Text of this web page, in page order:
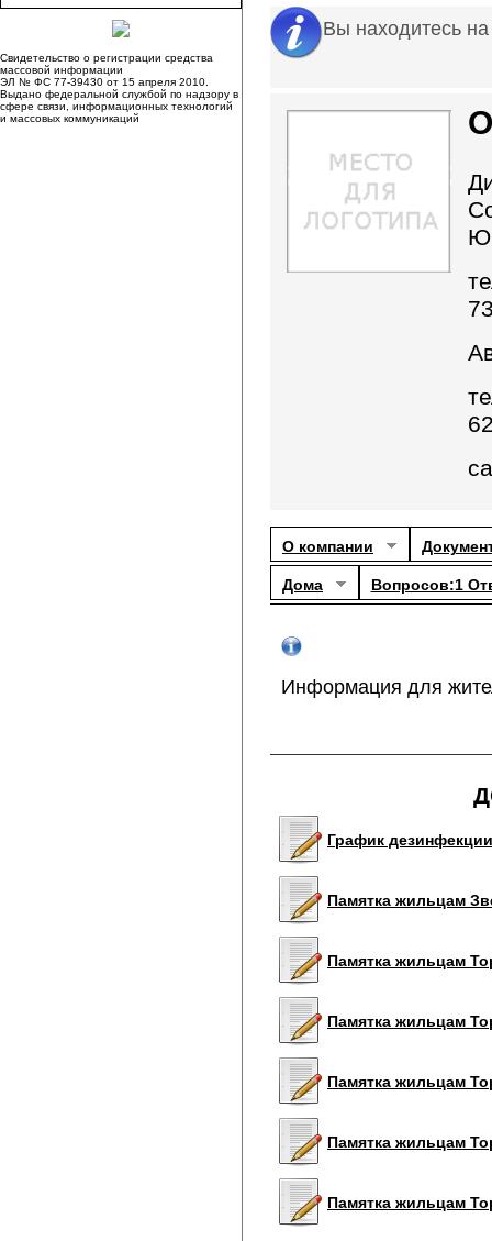
Свидетельство о регистрации средства
массовой информации
ЭЛ № ФС 77-39430 от 15 апреля 2010.
Выдано федеральной службой по надзору в
сфере связи, информационных технологий
и массовых коммуникаций
Вы находитесь
О компании
Дома Вопросов:1
Информация для
График
Памятка жильцам
Памятка жильцам
Памятка жильцам
Памятка жильцам
Памятка жильцам
Памятка жильцам